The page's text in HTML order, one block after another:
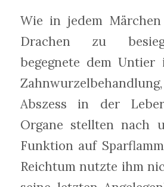
Wie in jedem
Drachen zu
begegnete dem
Abszess in der
Organe stellten nach
Funktion auf
Reichtum nutzte ihm